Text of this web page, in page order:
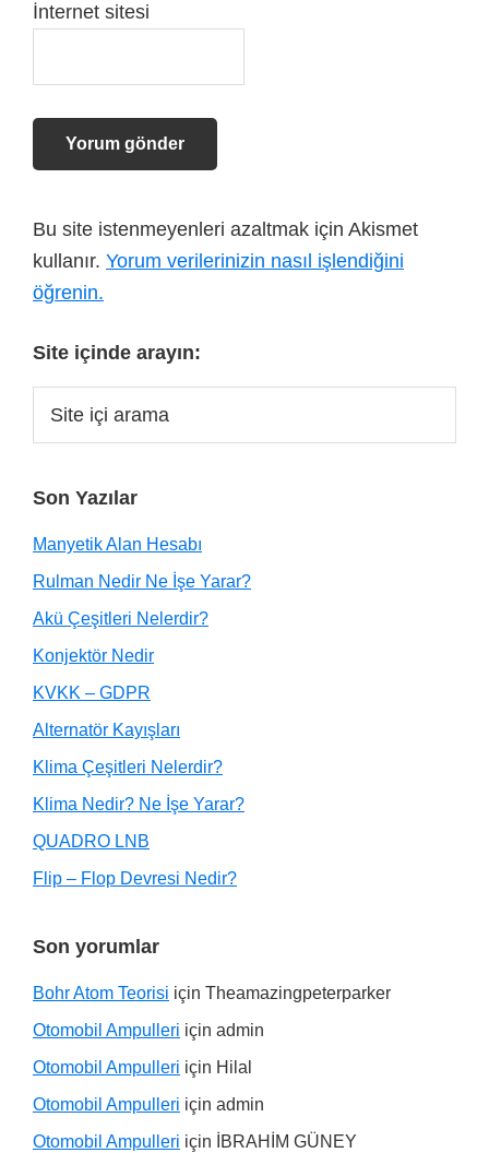
İnternet sitesi
Bu site istenmeyenleri azaltmak için Akismet
kullanır. Yorum verilerinizin nasıl işlendiğini
öğrenin.
Site içinde arayın:
Son Yazılar
Manyetik Alan Hesabı
Rulman Nedir Ne İşe Yarar?
Akü Çeşitleri Nelerdir?
Konjektör Nedir
KVKK – GDPR
Alternatör Kayışları
Klima Çeşitleri Nelerdir?
Klima Nedir? Ne İşe Yarar?
QUADRO LNB
Flip – Flop Devresi Nedir?
Son yorumlar
Bohr Atom Teorisi için Theamazingpeterparker
Otomobil Ampulleri için admin
Otomobil Ampulleri için Hilal
Otomobil Ampulleri için admin
Otomobil Ampulleri için İBRAHİM GÜNEY